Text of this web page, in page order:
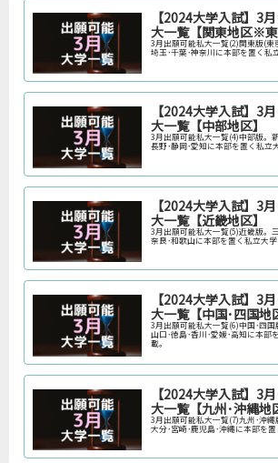
【2024大学入試】3
大一覧【関東地区※東
3月出願可能私大一覧(2)関東版(東
埼玉･千葉･神奈川に本部を置く私
【2024大学入試】3
大一覧【中部地区】
3月出願可能私大一覧(4)中部版。
長野･静岡･愛知に本部を置く私立
【2024大学入試】3
大一覧【近畿地区】
3月出願可能私大一覧(5)近畿版。
奈良･和歌山に本部を置く私立大学
【2024大学入試】3
大一覧【中国･四国地
3月出願可能私大一覧(6)中国･四国
山口･徳島･香川･愛媛･高知に本部
載。
【2024大学入試】3
大一覧【九州･沖縄地
3月出願可能私大一覧(7)九州･沖縄
大分･宮崎･鹿児島･沖縄に本部を